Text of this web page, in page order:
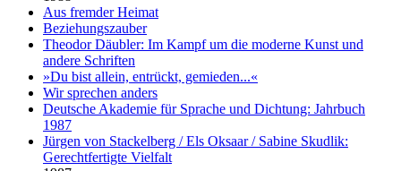
Aus fremder Heimat
Beziehungszauber
Theodor Däubler: Im Kampf um die moderne Kunst und
andere Schriften
»Du bist allein, entrückt, gemieden...«
Wir sprechen anders
Deutsche Akademie für Sprache und Dichtung: Jahrbuch
1987
Jürgen von Stackelberg / Els Oksaar / Sabine Skudlik:
Gerechtfertigte Vielfalt